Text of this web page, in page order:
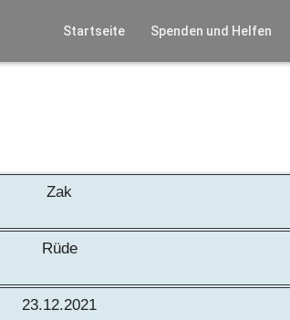
Startseite Spenden und Helfen
Zak
Rüde
23.12.2021